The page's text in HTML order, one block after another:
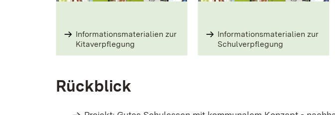
Informationsmaterialien­ zur
Kitaverpflegung
Informationsmaterialien zur
Schulverpflegung
Rückblick